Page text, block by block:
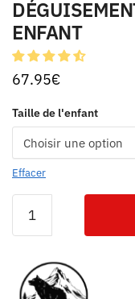
ENFANT
67.95€
Taille de l'enfant
Effacer